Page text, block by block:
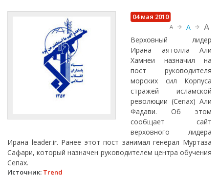
04 мая 2010
A A A
Верховный лидер
Ирана аятолла Али
Хамнеи назначил на
пост руководителя
морских сил Корпуса
стражей исламской
революции (Сепах) Али
Фадави. Об этом
сообщает сайт
верховного лидера
Ирана leader.ir. Ранее этот пост занимал генерал Муртаза
Сафари, который назначен руководителем центра обучения
Сепах.
Источник: Trend